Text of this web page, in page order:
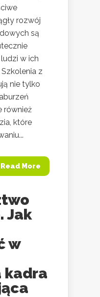
rozwój
są
w ich
z
nie tylko
również
które
Read More
Jak
w
kadra